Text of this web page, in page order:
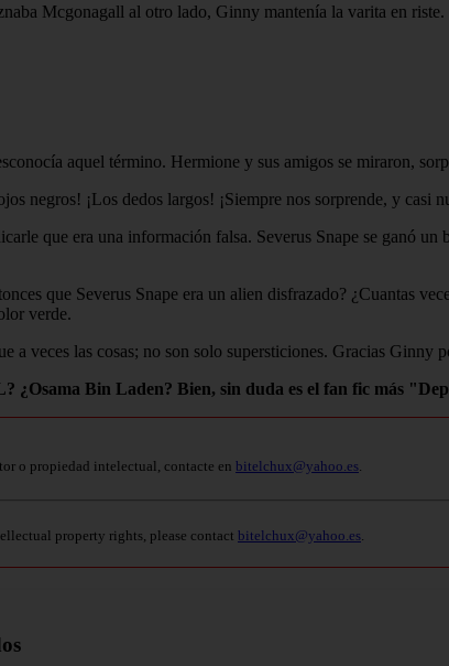
Mcgonagall al otro lado, Ginny mantenía la varita en riste.
aquel término. Hermione y sus amigos se miraron,
negros! ¡Los dedos largos! ¡Siempre nos sorprende, y casi
que era una información falsa. Severus Snape se ganó
que Severus Snape era un alien disfrazado? ¿Cuantas
verde.
a veces las cosas; no son solo supersticiones. Gracias Ginny
¿Osama Bin Laden? Bien, sin duda es el fan fic más
o propiedad intelectual, contacte en bitelchux@yahoo.es
property rights, please contact bitelchux@yahoo.es